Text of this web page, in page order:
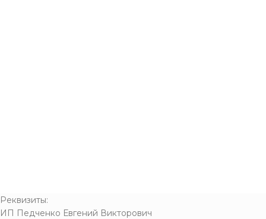
Реквизиты:
ИП Педченко Евгений Викторович